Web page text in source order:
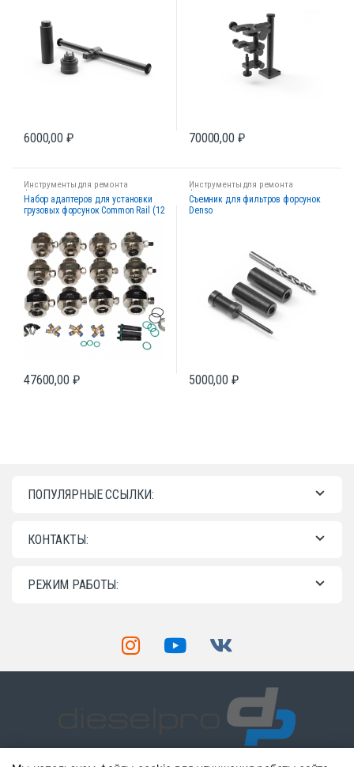
6000,00 ₽ 70000,00 ₽
Инструменты для ремонта
форсунок
Набор адаптеров для установки
грузовых форсунок Common Rail (12
47600,00 ₽
Инструменты для ремонта
форсунок
Съемник для фильтров форсунок
Denso
5000,00 ₽
ПОПУЛЯРНЫЕ ССЫЛКИ:
КОНТАКТЫ:
РЕЖИМ РАБОТЫ: